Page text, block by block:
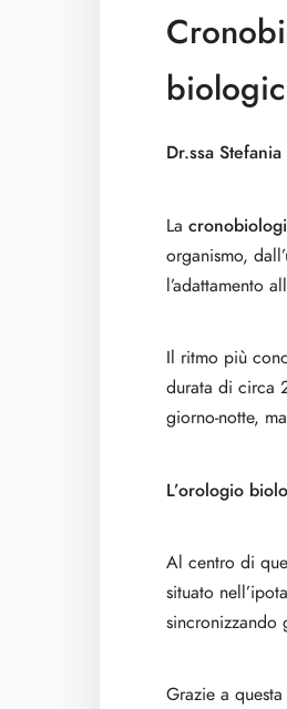
Dr.ssa
La
organismo,
l’adattamento
Il ritmo più
durata di circa
giorno-notte,
L’orologio
Al centro di
situato
Grazie a